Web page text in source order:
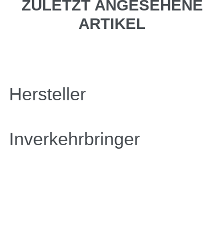
ZULETZT ANGESEHENE
ARTIKEL
Hersteller
Inverkehrbringer